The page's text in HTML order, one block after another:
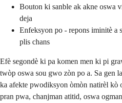
Bouton ki sanble ak akne oswa
deja
Enfeksyon po - repons iminitè a
plis chans
Efè segondè ki pa komen men ki pi
twòp oswa sou gwo zòn po a. Sa gen
ka afekte pwodiksyon òmòn natirèl kò
pran pwa, chanjman atitid, oswa